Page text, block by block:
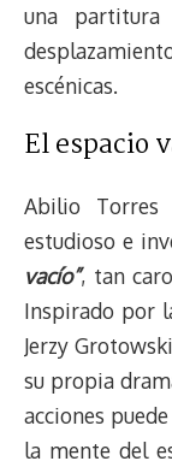
una
escénicas.
El espacio
Abilio
estudioso e
vacío”, tan
Inspirado por
Jerzy
su propia
acciones
la mente del